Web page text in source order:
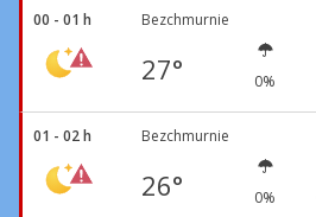
00 - 01 h Bezchmurnie
27° 0%
01 - 02 h Bezchmurnie
26° 0%